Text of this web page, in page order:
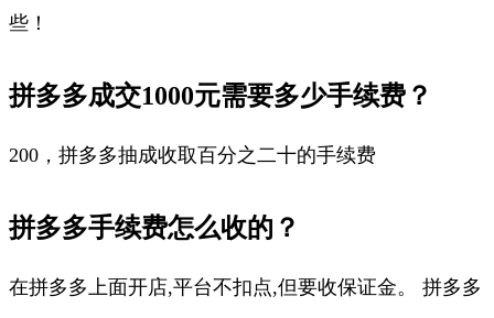
些！
拼多多成交1000元需要多少手续费？
200，拼多多抽成收取百分之二十的手续费
拼多多手续费怎么收的？
在拼多多上面开店,平台不扣点,但要收保证金。 拼多多